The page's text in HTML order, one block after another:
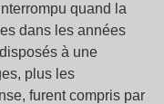
quand la
dans les années
à une
plus les
furent compris par